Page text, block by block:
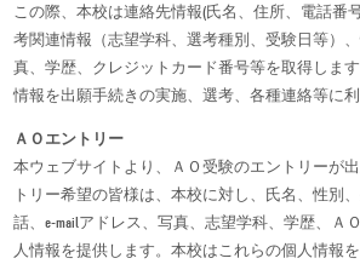
この際、本校は連絡先情報(氏名、住所、電話番
考関連情報（志望学科、選考種別、受験日等）
真、学歴、クレジットカード番号等を取得しま
情報を出願手続きの実施、選考、各種連絡等に利
ＡＯエントリー
本ウェブサイトより、ＡＯ受験のエントリーが
トリー希望の皆様は、本校に対し、氏名、性別
話、e-mailアドレス、写真、志望学科、学歴、Ａ
人情報を提供します。本校はこれらの個人情報